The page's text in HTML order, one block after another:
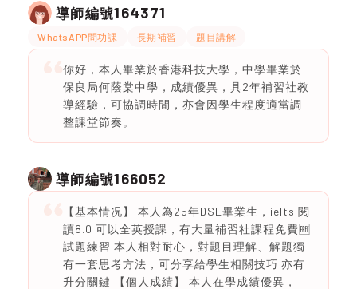
導師編號164371
WhatsAPP問功課 長期補習 題目講解
你好，本人畢業於香港科技大學，中學畢業於
保良局何蔭棠中學，成績優異，具2年補習社教
導經驗，可協調時間，亦會因學生程度適當調
整課堂節奏。
導師編號166052
【基本情况】 本人為25年DSE畢業生，ielts 閱
讀8.0 可以全英授課，有大量補習社課程免費🆓
試題練習 本人相對耐心，對題目理解、解題獨
有一套思考方法，可分享給學生相關技巧 亦有
升分關鍵 【個人成績】 本人在學成績優異，